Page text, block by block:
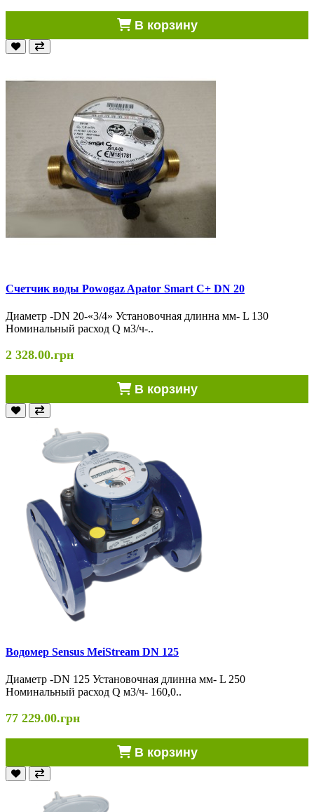
В корзину
Cчетчик воды Powogaz Apator Smart С+ DN 20
Диаметр -DN 20-«3/4» Установочная длинна мм- L 130
Номинальный расход Q м3/ч-..
2 328.00.грн
В корзину
Водомер Sensus MeiStream DN 125
Диаметр -DN 125 Установочная длинна мм- L 250
Номинальный расход Q м3/ч- 160,0..
77 229.00.грн
В корзину